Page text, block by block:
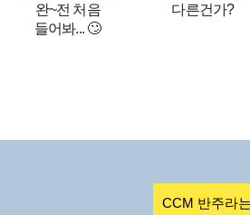
완~전 처음
들어봐... 🙄
다른건가?
CCM 반주라